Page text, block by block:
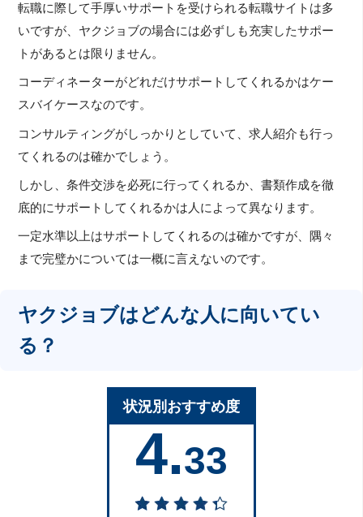
転職に際して手厚いサポートを受けられる転職サイトは多
いですが、ヤクジョブの場合には必ずしも充実したサポー
トがあるとは限りません。
コーディネーターがどれだけサポートしてくれるかはケー
スバイケースなのです。
コンサルティングがしっかりとしていて、求人紹介も行っ
てくれるのは確かでしょう。
しかし、条件交渉を必死に行ってくれるか、書類作成を徹
底的にサポートしてくれるかは人によって異なります。
一定水準以上はサポートしてくれるのは確かですが、隅々
まで完璧かについては一概に言えないのです。
ヤクジョブはどんな人に向いてい
る？
状況別おすすめ度
4.33